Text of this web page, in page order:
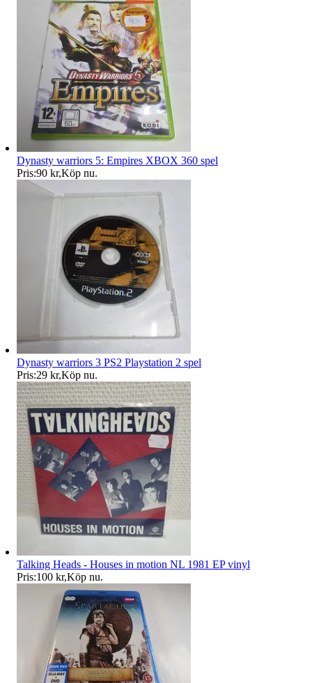
Dynasty warriors 5: Empires XBOX 360 spel
Pris:90 kr,Köp nu.
Dynasty warriors 3 PS2 Playstation 2 spel
Pris:29 kr,Köp nu.
Talking Heads - Houses in motion NL 1981 EP vinyl
Pris:100 kr,Köp nu.